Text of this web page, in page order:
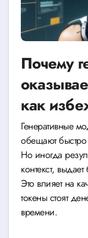
Почему
как
Генеративные модели искусственного интеллекта
обещают быстро
Но иногда
контекст,
Это влияет на
токены стоят
времени.